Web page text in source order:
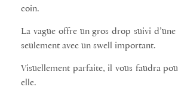
coin.
La vague offre un gros drop suivi
seulement avec un swell important.
Visuellement parfaite, il vous faudra
elle.